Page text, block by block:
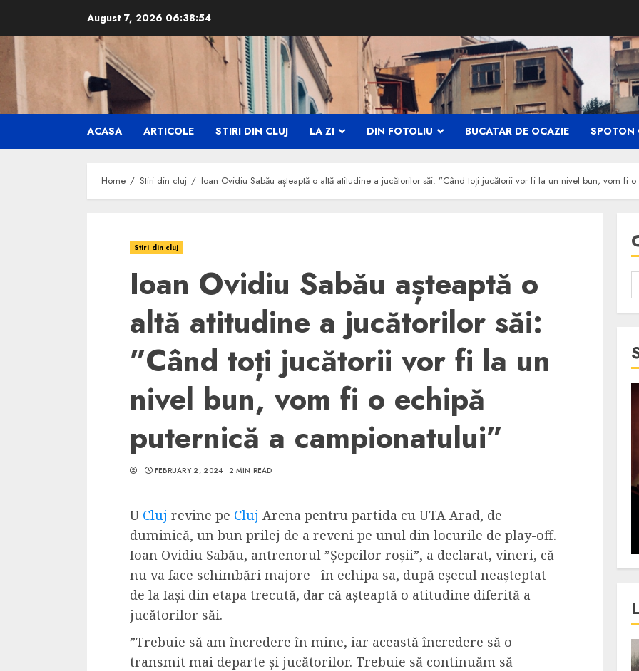
content
August 7, 2026 06:38:55
ACASA ARTICOLE STIRI DIN CLUJ LA ZI DIN FOTOLIU BUCATAR DE OCAZIE SPOTON
Home Stiri din cluj Ioan Ovidiu Sabău așteaptă o altă atitudine a jucătorilor săi: ”Când toți jucătorii vor fi la un nivel bun, vom fi
Stiri din cluj
Ioan Ovidiu Sabău așteaptă o
altă atitudine a jucătorilor săi:
”Când toți jucătorii vor fi la un
nivel bun, vom fi o echipă
puternică a campionatului”
FEBRUARY 2, 2024 2 MIN READ
U Cluj revine pe Cluj Arena pentru partida cu UTA Arad, de
duminică, un bun prilej de a reveni pe unul din locurile de play-off.
Ioan Ovidiu Sabău, antrenorul ”Șepcilor roșii”, a declarat, vineri, că
nu va face schimbări majore în echipa sa, după eșecul neașteptat
de la Iași din etapa trecută, dar că așteaptă o atitudine diferită a
jucătorilor săi.
”Trebuie să am încredere în mine, iar această încredere să o
transmit mai departe și jucătorilor. Trebuie să continuăm să
5 min read
SpotOn Cluj
Clujului cand te afli intr-un
“Orasul Comoara”?
ALEXANDRU S. MAY 31, 2023
4 min read
SpotOn Cluj
an?
ALEXANDRU S. DECEMBER 13, 2023
4 min read 3 min read